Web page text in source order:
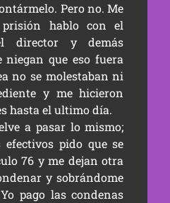
Pero no. Me
hablo con el
director y demás
que eso fuera
no se molestaban ni
y me hicieron
hasta el ultimo día.
a pasar lo mismo;
pido que se
76 y me dejan otra
y sobrándome
pago las condenas